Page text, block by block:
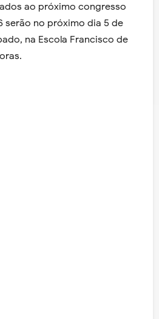
ao próximo congresso
serão no próximo dia 5 de
na Escola Francisco de